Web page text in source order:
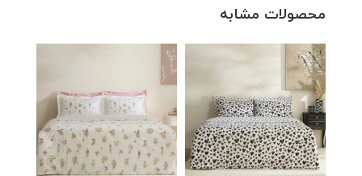
محصولات مشابه